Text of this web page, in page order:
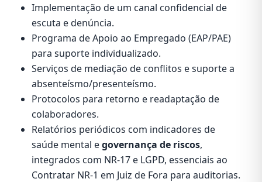
Implementação de um canal confidencial de
escuta e denúncia.
Programa de Apoio ao Empregado (EAP/PAE)
para suporte individualizado.
Serviços de mediação de conflitos e suporte a
absenteísmo/presenteísmo.
Protocolos para retorno e readaptação de
colaboradores.
Relatórios periódicos com indicadores de
saúde mental egovernança de riscos,
integrados com NR-17 e LGPD, essenciais ao
Contratar NR-1 em Juiz de Fora para auditorias.